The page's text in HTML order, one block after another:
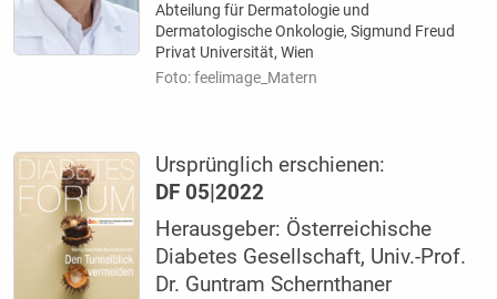
Abteilung für Dermatologie und
Dermatologische Onkologie, Sigmund Freud
Privat Universität, Wien
Foto: feelimage_Matern
Ursprünglich erschienen:
DF 05|2022
Herausgeber: Österreichische
Diabetes Gesellschaft, Univ.-Prof.
Dr. Guntram Schernthaner